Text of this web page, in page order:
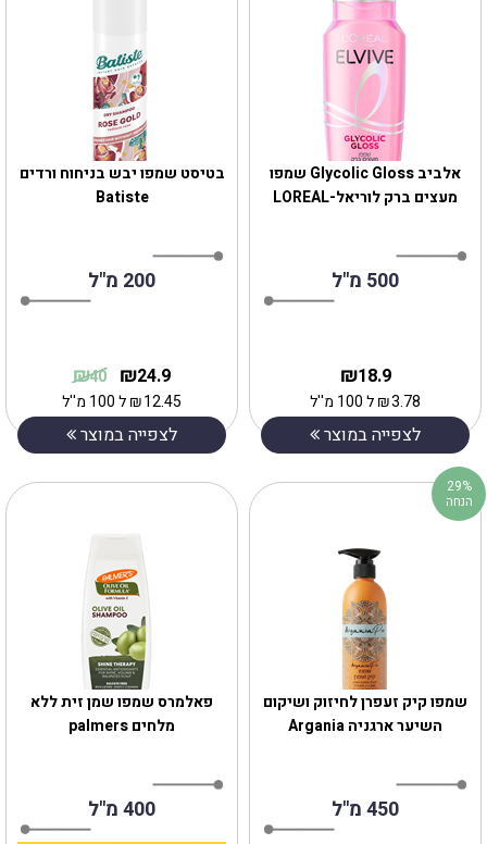
בטיסט שמפו יבש בניחוח ורדים
Batiste
200 מ"ל
24.9
₪
40
₪
12.45
₪ל 100 מ''ל
לצפייה במוצר
אלביב Glycolic Gloss שמפו
מעצים ברק לוריאל-LOREAL
500 מ"ל
18.9
₪
3.78
₪ל 100 מ''ל
לצפייה במוצר
‎פאלמרס שמפו שמן זית ללא
מלחים palmers
400 מ"ל
שמפו קיק זעפרן לחיזוק ושיקום
השיער ארגניה Argania
450 מ"ל
29%
הנחה